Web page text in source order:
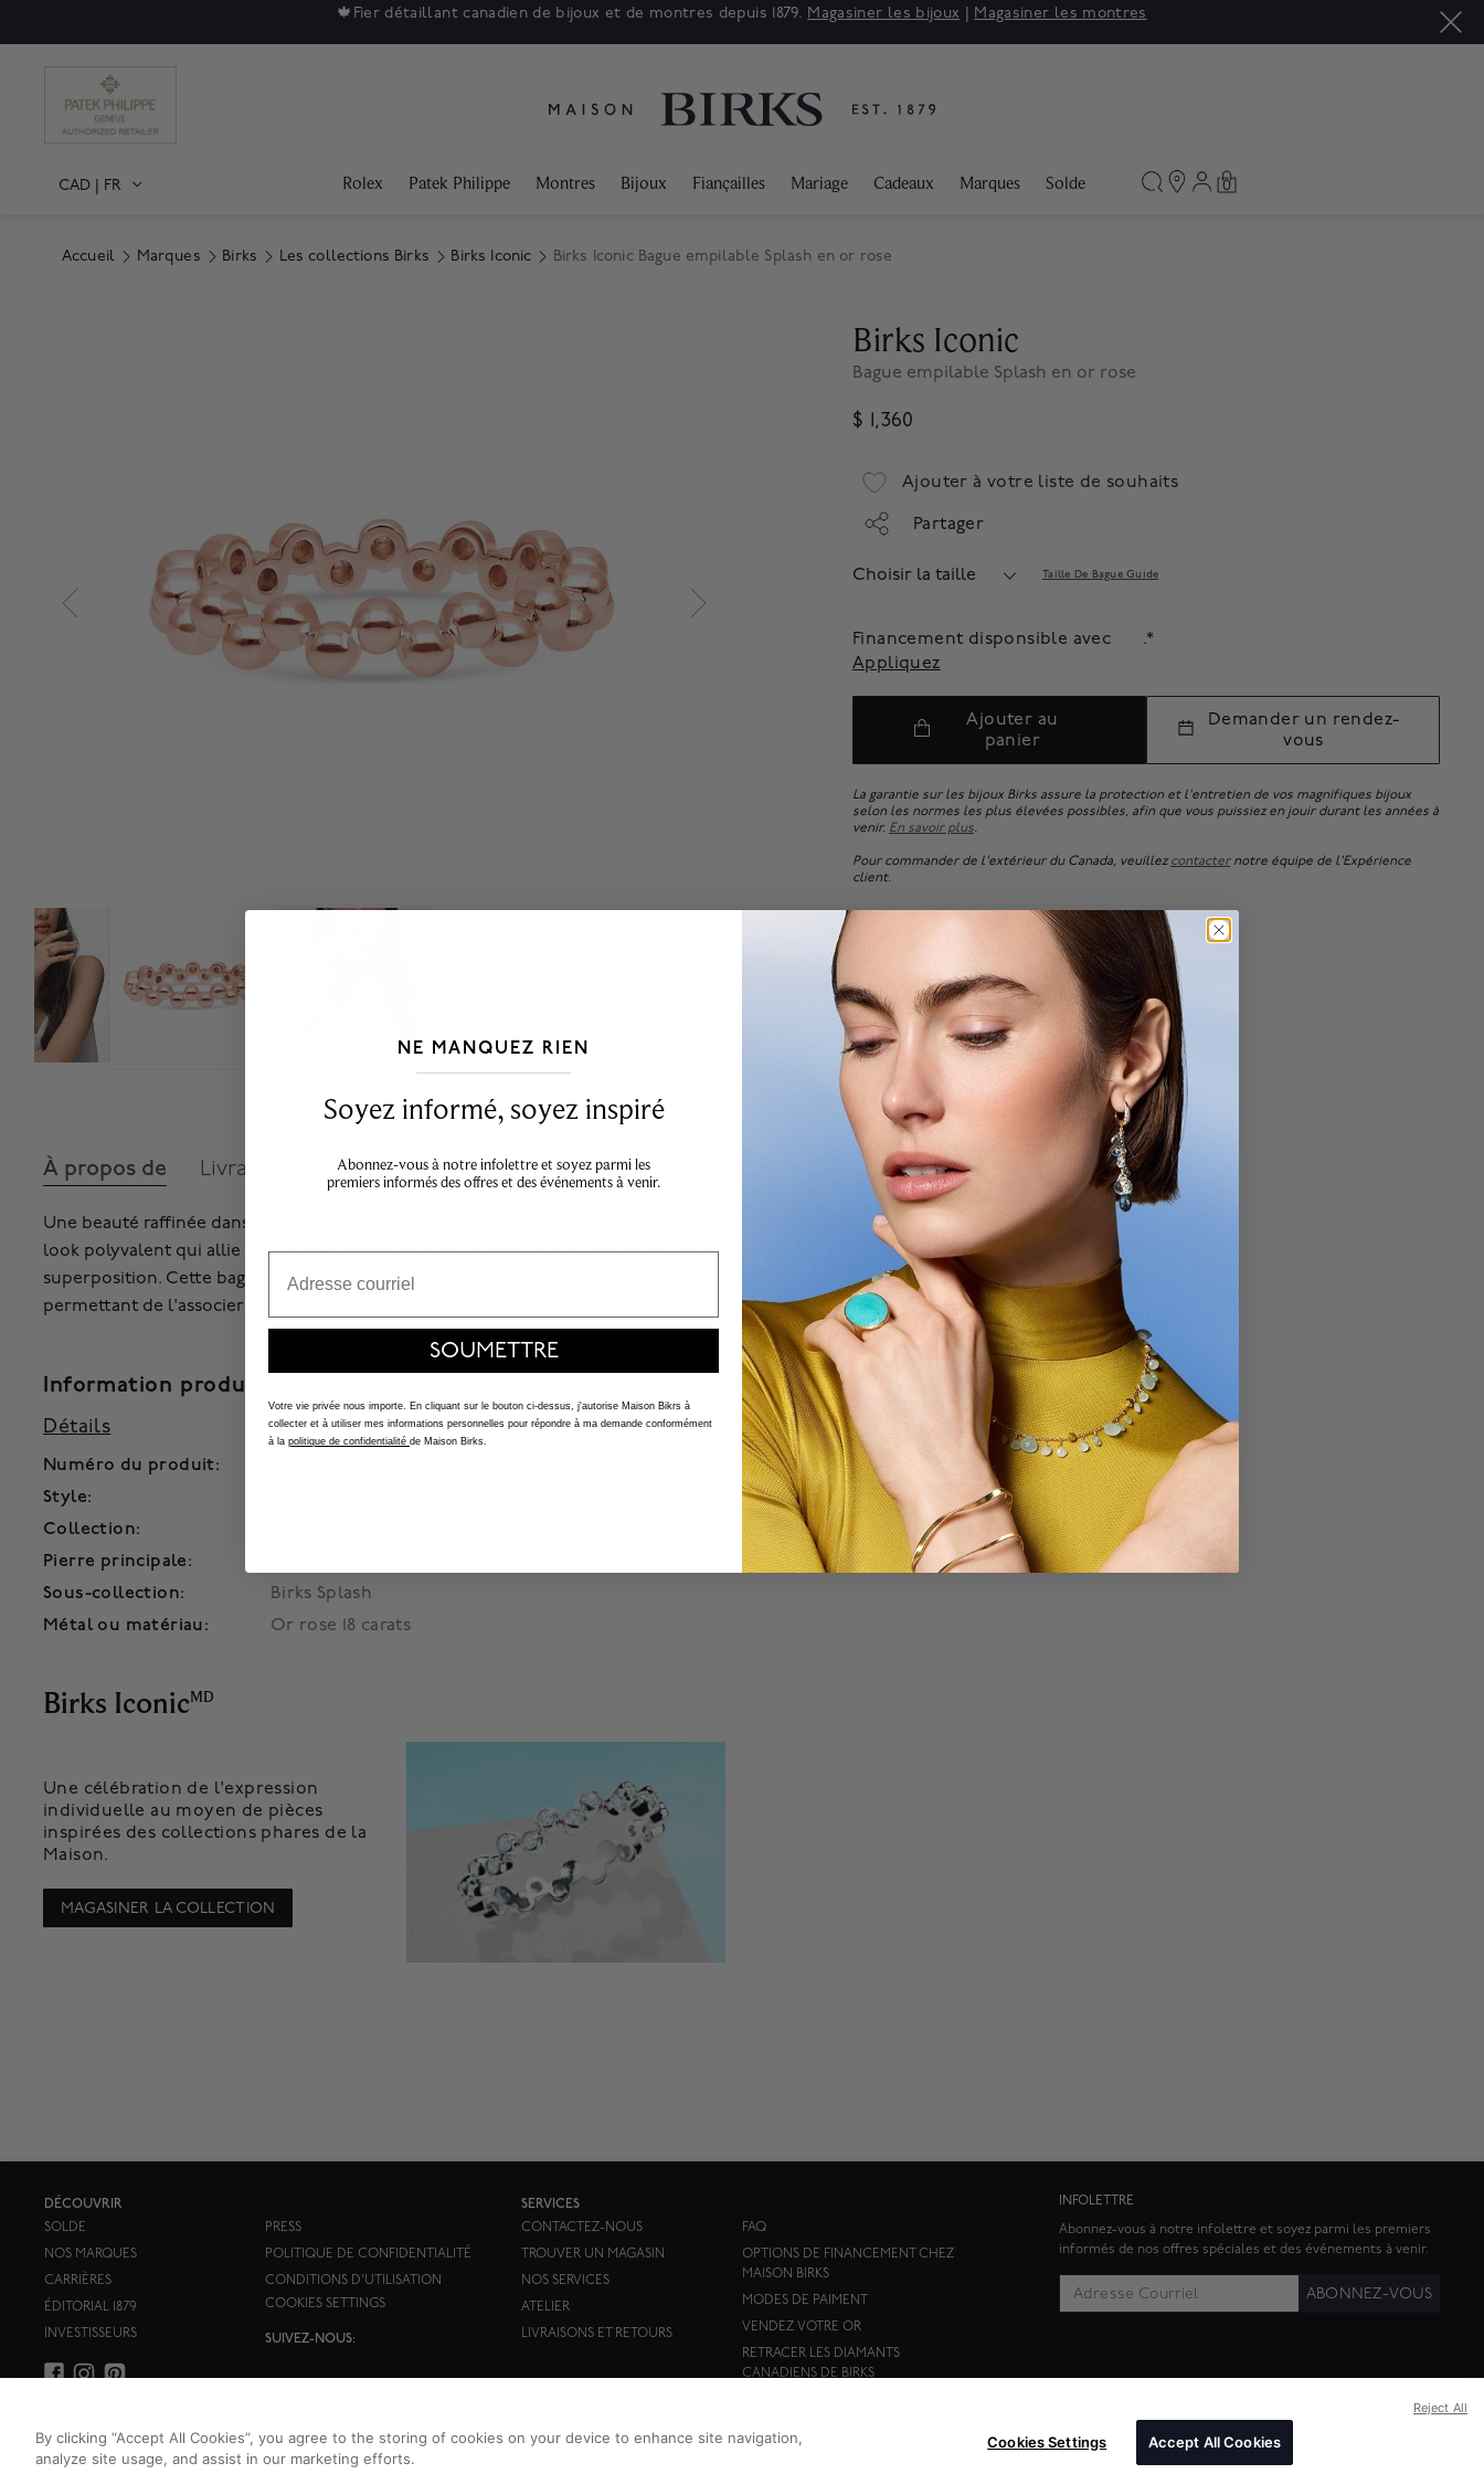
🍁 Fier détaillant canadien de bijoux et de montres depuis 1879. Magasiner les bijoux | Magasiner les montres
CAD | FR Rolex Patek Philippe Montres Bijoux Fiançailles Mariage Cadeaux Marques Solde 0
Accueil Marques Birks Les collections Birks Birks Iconic Birks Iconic Bague empilable Splash en or rose
À propos de Livraison et retours
Une beauté raffinée dans chaque détail—cette bague empilable Splash offre un
look polyvalent qui allie un savoir-faire intemporel aux possibilités modernes de
superposition. Cette bague en or rose est conçue pour être empilable, vous
permettant de l'associer à d'autres bagues pour exprimer votre style unique.
Information produit
Détails
Numéro du produit:
Style:
Collection:
Pierre principale:
Sous-collection:
Birks Splash
Métal ou matériau:
Or rose 18 carats
Birks IconicMD
Une célébration de l'expression
individuelle au moyen de pièces
inspirées des collections phares de la
Maison.
MAGASINER LA COLLECTION
Birks Iconic
Bague empilable Splash en or rose
$ 1,360
Ajouter à votre liste de souhaits
Partager
Choisir la taille Taille De Bague Guide
Financement disponsible avec
.*
Appliquez
Ajouter au
panier
Demander un rendez-
vous
La garantie sur les bijoux Birks assure la protection et l'entretien de vos magnifiques bijoux
selon les normes les plus élevées possibles, afin que vous puissiez en jouir durant les années à
venir. En savoir plus.
Pour commander de l'extérieur du Canada, veuillez contacternotre équipe de l'Expérience
client.
DÉCOUVRIR
SOLDE
NOS MARQUES
CARRIÈRES
ÉDITORIAL 1879
INVESTISSEURS
PRESS
POLITIQUE DE CONFIDENTIALITÉ
CONDITIONS D'UTILISATION
COOKIES SETTINGS
SUIVEZ-NOUS:
SERVICES
CONTACTEZ-NOUS
TROUVER UN MAGASIN
NOS SERVICES
ATELIER
LIVRAISONS ET RETOURS
FAQ
OPTIONS DE FINANCEMENT CHEZ
MAISON BIRKS
MODES DE PAIMENT
VENDEZ VOTRE OR
RETRACER LES DIAMANTS
CANADIENS DE BIRKS
INFOLETTRE
Abonnez-vous à notre infolettre et soyez parmi les premiers
informés de nos offres spéciales et des événements à venir.
ABONNEZ-VOUS
By clicking “Accept All Cookies”, you agree to the storing of cookies on your device to enhance site navigation,
analyze site usage, and assist in our marketing efforts.
Cookies Settings Accept All Cookies
Reject All
NE MANQUEZ RIEN
Soyez informé, soyez inspiré
Abonnez-vous à notre infolettre et soyez parmi les
premiers informés des offres et des événements à venir.
SOUMETTRE
Votre vie privée nous importe. En cliquant sur le bouton ci-dessus, j'autorise Maison Bikrs à
collecter et à utiliser mes informations personnelles pour répondre à ma demande conformément
à la politique de confidentialité de Maison Birks.